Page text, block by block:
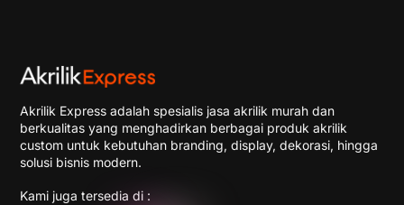
Akrilik Express adalah spesialis jasa akrilik murah dan
berkualitas yang menghadirkan berbagai produk akrilik
custom untuk kebutuhan branding, display, dekorasi, hingga
solusi bisnis modern.
Kami juga tersedia di :